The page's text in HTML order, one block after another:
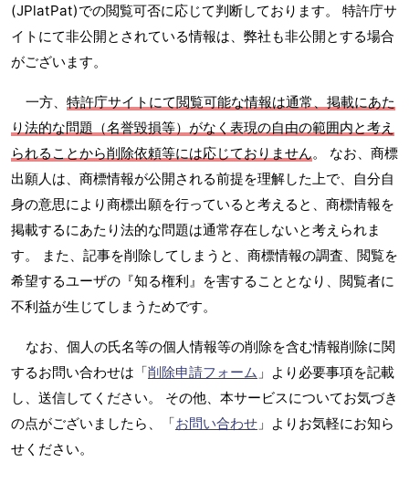
(JPlatPat)での閲覧可否に応じて判断しております。 特許庁サ
イトにて非公開とされている情報は、弊社も非公開とする場合
がございます。
一方、 特許庁サイトにて閲覧可能な情報は通常、掲載にあた
り法的な問題（名誉毀損等）がなく表現の自由の範囲内と考え
られることから削除依頼等には応じておりません。 なお、商標
出願人は、商標情報が公開される前提を理解した上で、自分自
身の意思により商標出願を行っていると考えると、商標情報を
掲載するにあたり法的な問題は通常存在しないと考えられま
す。 また、記事を削除してしまうと、商標情報の調査、閲覧を
希望するユーザの『知る権利』を害することとなり、閲覧者に
不利益が生じてしまうためです。
なお、個人の氏名等の個人情報等の削除を含む情報削除に関
するお問い合わせは「削除申請フォーム 」より必要事項を記載
し、送信してください。 その他、本サービスについてお気づき
の点がございましたら、「お問い合わせ 」よりお気軽にお知ら
せください。